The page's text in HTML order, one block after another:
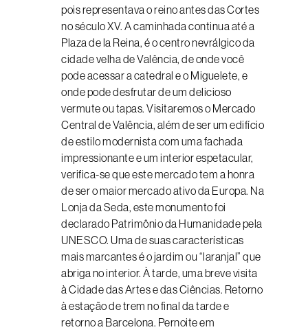
pois representava o reino antes das Cortes
no século XV. A caminhada continua até a
Plaza de la Reina, é o centro nevrálgico da
cidade velha de Valência, de onde você
pode acessar a catedral e o Miguelete, e
onde pode desfrutar de um delicioso
vermute ou tapas. Visitaremos o Mercado
Central de Valência, além de ser um edifício
de estilo modernista com uma fachada
impressionante e um interior espetacular,
verifica-se que este mercado tem a honra
de ser o maior mercado ativo da Europa. Na
Lonja da Seda, este monumento foi
declarado Patrimônio da Humanidade pela
UNESCO. Uma de suas características
mais marcantes é o jardim ou “laranjal” que
abriga no interior. À tarde, uma breve visita
à Cidade das Artes e das Ciências. Retorno
à estação de trem no final da tarde e
retorno a Barcelona. Pernoite em